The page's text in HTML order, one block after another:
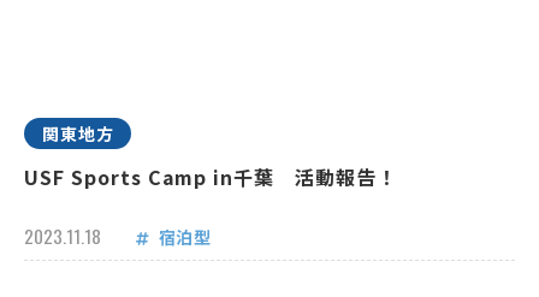
関東地方
USF Sports Camp in千葉 活動報告！
2023.11.18 宿泊型